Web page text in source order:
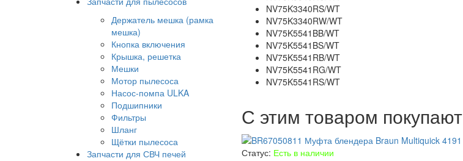
Держатель мешка (рамка
мешка)
Кнопка включения
Крышка, решетка
Мешки
Мотор пылесоса
Насос-помпа ULKA
Подшипники
Фильтры
Шланг
Щётки пылесоса
Запчасти для СВЧ печей
NV75K3340RS/WT
NV75K3340RW/WT
NV75K5541BB/WT
NV75K5541BS/WT
NV75K5541RB/WT
NV75K5541RG/WT
NV75K5541RS/WT
С этим товаром покупают
Статус: Есть в наличии